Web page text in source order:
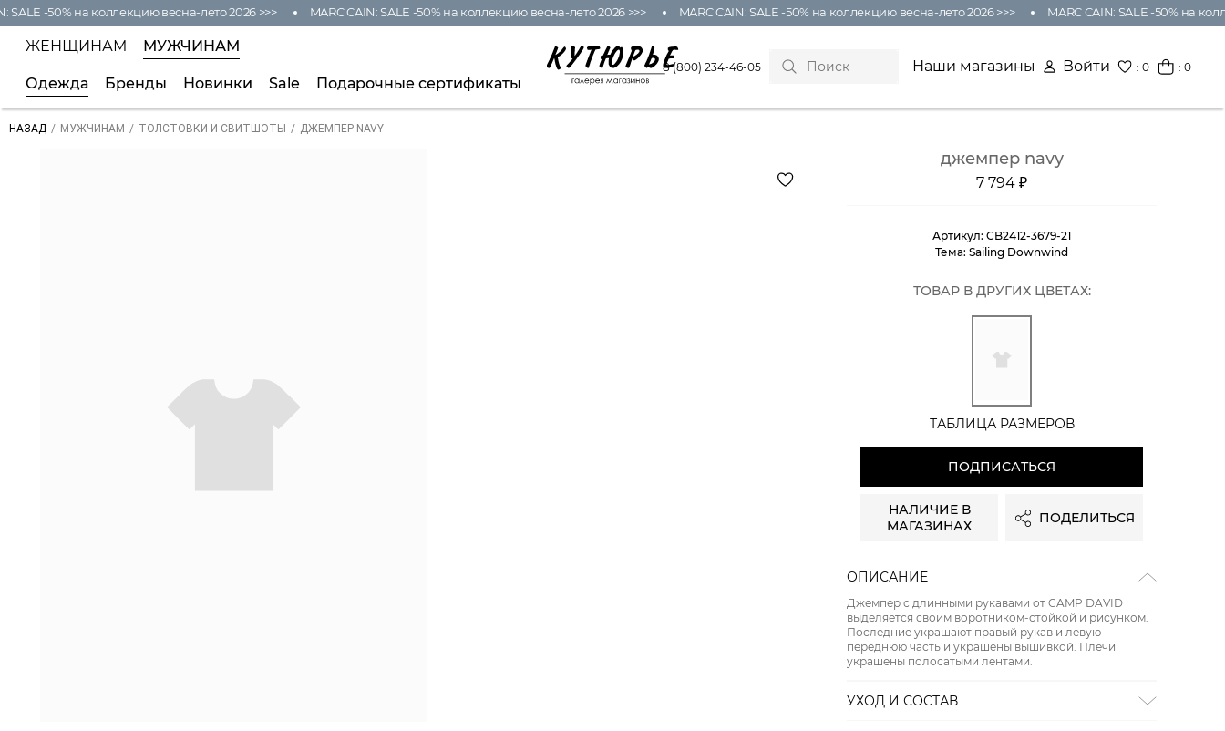
-50% на коллекцию весна-лето 2026 >>> MARC CAIN: SALE -50% на коллекцию весна-лето 2026 >>> MARC CAIN: SALE -50% на коллекцию весна-лето 2026 >>> MARC CAIN: SALE -50% на
ЖЕНЩИНАМ МУЖЧИНАМ
Одежда Бренды Новинки Sale Подарочные сертификаты
8 (800) 234-46-05 Наши магазины Войти :0 : 0
НАЗАД / МУЖЧИНАМ / ТОЛСТОВКИ И СВИТШОТЫ / ДЖЕМПЕР NAVY
джемпер navy
7 794 ₽
Артикул:CB2412-3679-21
Тема:Sailing Downwind
ТОВАР В ДРУГИХ ЦВЕТАХ:
ТАБЛИЦА РАЗМЕРОВ
ПОДПИСАТЬСЯ
НАЛИЧИЕ В
МАГАЗИНАХ
ПОДЕЛИТЬСЯ
ОПИСАНИЕ
Джемпер с длинными рукавами от CAMP DAVID
выделяется своим воротником-стойкой и рисунком.
Последние украшают правый рукав и левую
переднюю часть и украшены вышивкой. Плечи
украшены полосатыми лентами.
УХОД И СОСТАВ